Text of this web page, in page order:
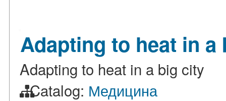
Adapting to heat in a
Adapting to heat in a big city
Catalog: Медицина